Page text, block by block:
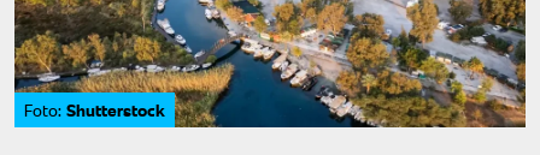
Foto: Shutterstock